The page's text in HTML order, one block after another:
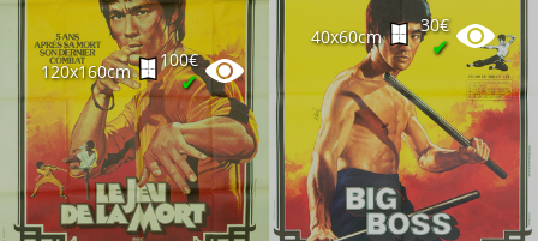
120x160cm
100€
✔
40x60cm
30€
✔